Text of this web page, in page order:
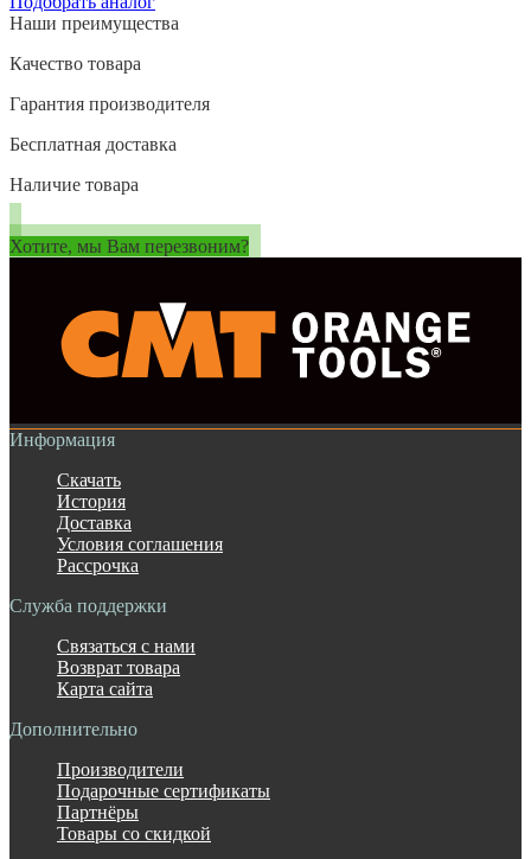
Наши преимущества
Качество товара
Гарантия производителя
Бесплатная доставка
Наличие товара
Хотите, мы Вам перезвоним?
Информация
Скачать
История
Доставка
Условия соглашения
Рассрочка
Служба поддержки
Связаться с нами
Возврат товара
Карта сайта
Дополнительно
Производители
Подарочные сертификаты
Партнёры
Товары со скидкой